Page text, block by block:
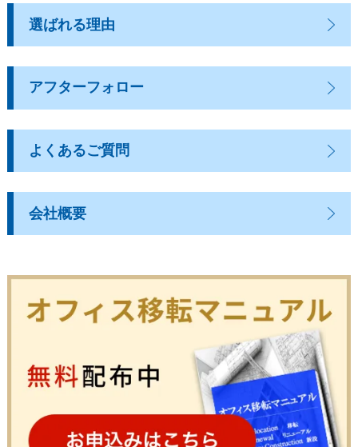
選ばれる理由
アフターフォロー
よくあるご質問
会社概要